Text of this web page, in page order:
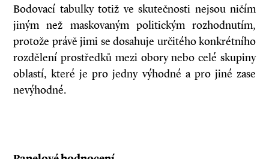
Bodovací tabulky totiž ve skutečnosti nejsou ničím
jiným než maskovaným politickým rozhodnutím,
protože právě jimi se dosahuje určitého konkrétního
rozdělení prostředků mezi obory nebo celé skupiny
oblastí, které je pro jedny výhodné a pro jiné zase
nevýhodné.